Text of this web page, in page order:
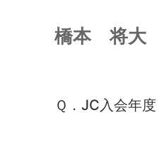
橋本 将大
Ｑ．JC入会年度